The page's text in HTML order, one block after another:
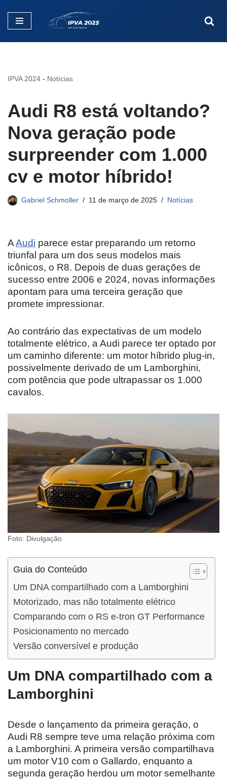
Pular
IPVA 2024 - Notícias
Audi R8 está voltando?
Nova geração pode
surpreender com 1.000
cv e motor híbrido!
Gabriel Schmoller 11 de março de 2025 Notícias
AAudi parece estar preparando um retorno
triunfal para um dos seus modelos mais
icônicos, o R8. Depois de duas gerações de
sucesso entre 2006 e 2024, novas informações
apontam para uma terceira geração que
promete impressionar.
Ao contrário das expectativas de um modelo
totalmente elétrico, a Audi parece ter optado por
um caminho diferente: um motor híbrido plug-in,
possivelmente derivado de um Lamborghini,
com potência que pode ultrapassar os 1.000
cavalos.
Foto: Divulgação
Guia do Conteúdo
Um DNA compartilhado com a Lamborghini
Motorizado, mas não totalmente elétrico
Comparando com o RS e-tron GT Performance
Posicionamento no mercado
Versão conversível e produção
Um DNA compartilhado com a
Lamborghini
Desde o lançamento da primeira geração, o
Audi R8 sempre teve uma relação próxima com
a Lamborghini. A primeira versão compartilhava
um motor V10 com o Gallardo, enquanto a
segunda geração herdou um motor semelhante